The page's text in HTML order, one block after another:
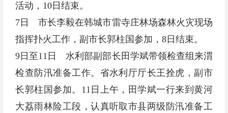
活动，10日结束。
7日 市长李毅在韩城市雷寺庄林场森林火灾现场
指挥扑火工作，副市长郭柱国参加，8日结束。
9日至11日 水利部副部长田学斌带领检查组来渭
检查防汛准备工作。省水利厅厅长王拴虎，副市
长郭柱国参加。11日上午，田学斌一行来到黄河
大荔雨林险工段，认真听取市县两级防汛准备工